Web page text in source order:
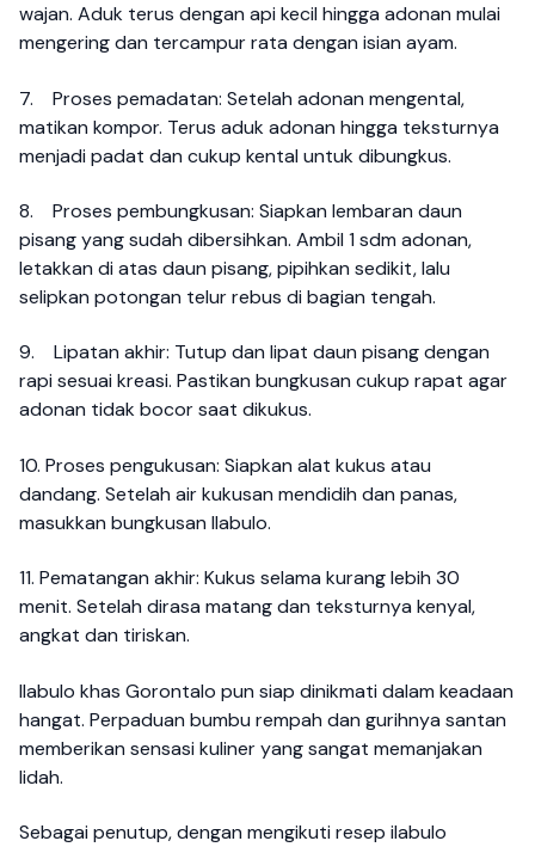
wajan. Aduk terus dengan api kecil hingga adonan mulai
mengering dan tercampur rata dengan isian ayam.
7. Proses pemadatan: Setelah adonan mengental,
matikan kompor. Terus aduk adonan hingga teksturnya
menjadi padat dan cukup kental untuk dibungkus.
8. Proses pembungkusan: Siapkan lembaran daun
pisang yang sudah dibersihkan. Ambil 1 sdm adonan,
letakkan di atas daun pisang, pipihkan sedikit, lalu
selipkan potongan telur rebus di bagian tengah.
9. Lipatan akhir: Tutup dan lipat daun pisang dengan
rapi sesuai kreasi. Pastikan bungkusan cukup rapat agar
adonan tidak bocor saat dikukus.
10. Proses pengukusan: Siapkan alat kukus atau
dandang. Setelah air kukusan mendidih dan panas,
masukkan bungkusan Ilabulo.
11. Pematangan akhir: Kukus selama kurang lebih 30
menit. Setelah dirasa matang dan teksturnya kenyal,
angkat dan tiriskan.
Ilabulo khas Gorontalo pun siap dinikmati dalam keadaan
hangat. Perpaduan bumbu rempah dan gurihnya santan
memberikan sensasi kuliner yang sangat memanjakan
lidah.
Sebagai penutup, dengan mengikuti resep ilabulo